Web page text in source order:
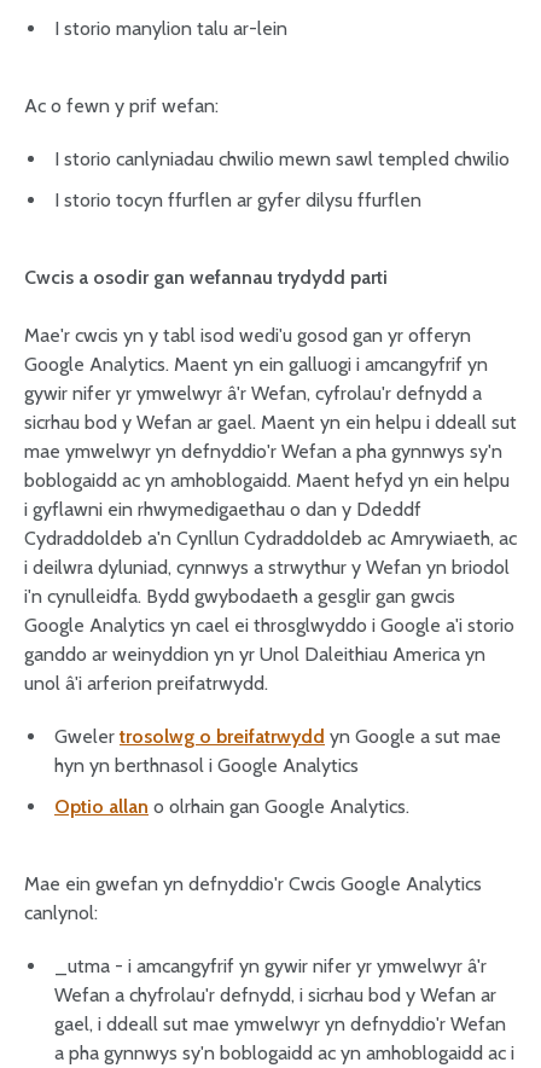
I storio manylion talu ar-lein
Ac o fewn y prif wefan:
I storio canlyniadau chwilio mewn sawl templed chwilio
I storio tocyn ffurflen ar gyfer dilysu ffurflen
Cwcis a osodir gan wefannau trydydd parti
Mae'r cwcis yn y tabl isod wedi'u gosod gan yr offeryn
Google Analytics. Maent yn ein galluogi i amcangyfrif yn
gywir nifer yr ymwelwyr â'r Wefan, cyfrolau'r defnydd a
sicrhau bod y Wefan ar gael. Maent yn ein helpu i ddeall sut
mae ymwelwyr yn defnyddio'r Wefan a pha gynnwys sy'n
boblogaidd ac yn amhoblogaidd. Maent hefyd yn ein helpu
i gyflawni ein rhwymedigaethau o dan y Ddeddf
Cydraddoldeb a'n Cynllun Cydraddoldeb ac Amrywiaeth, ac
i deilwra dyluniad, cynnwys a strwythur y Wefan yn briodol
i'n cynulleidfa. Bydd gwybodaeth a gesglir gan gwcis
Google Analytics yn cael ei throsglwyddo i Google a'i storio
ganddo ar weinyddion yn yr Unol Daleithiau America yn
unol â'i arferion preifatrwydd.
Gwelertrosolwg o breifatrwydd yn Google a sut mae
hyn yn berthnasol i Google Analytics
Optio allan o olrhain gan Google Analytics.
Mae ein gwefan yn defnyddio'r Cwcis Google Analytics
canlynol:
_utma - i amcangyfrif yn gywir nifer yr ymwelwyr â'r
Wefan a chyfrolau'r defnydd, i sicrhau bod y Wefan ar
gael, i ddeall sut mae ymwelwyr yn defnyddio'r Wefan
a pha gynnwys sy'n boblogaidd ac yn amhoblogaidd ac i